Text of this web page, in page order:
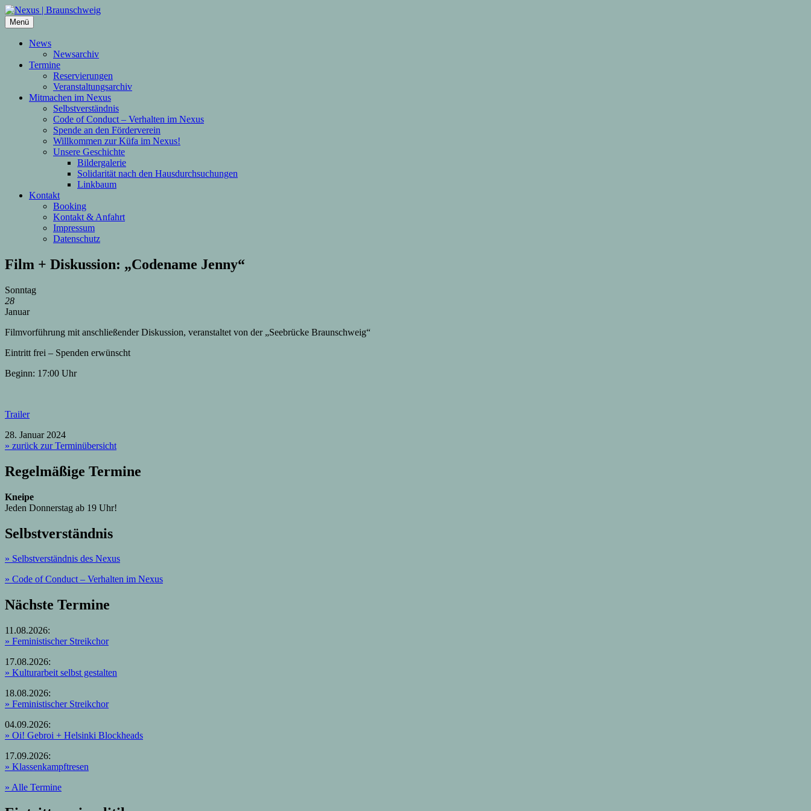
Zum
Inhalt
springen
Menü
News
Newsarchiv
Termine
Reservierungen
Veranstaltungsarchiv
Mitmachen im Nexus
Selbstverständnis
Code of Conduct – Verhalten im Nexus
Spende an den Förderverein
Willkommen zur Küfa im Nexus!
Unsere Geschichte
Bildergalerie
Solidarität nach den Hausdurchsuchungen
Linkbaum
Kontakt
Booking
Kontakt & Anfahrt
Impressum
Datenschutz
Film + Diskussion: „Codename Jenny“
Sonntag
28
Januar
Filmvorführung mit anschließender Diskussion, veranstaltet von der „Seebrücke Braunschweig“
Eintritt frei – Spenden erwünscht
Beginn: 17:00 Uhr
Trailer
28. Januar 2024
» zurück zur Terminübersicht
Regelmäßige Termine
Kneipe
Jeden Donnerstag ab 19 Uhr!
Selbstverständnis
» Selbstverständnis des Nexus
» Code of Conduct – Verhalten im Nexus
Nächste Termine
11.08.2026:
» Feministischer Streikchor
17.08.2026:
» Kulturarbeit selbst gestalten
18.08.2026:
» Feministischer Streikchor
04.09.2026:
» Oi! Gebroi + Helsinki Blockheads
17.09.2026:
» Klassenkampftresen
» Alle Termine